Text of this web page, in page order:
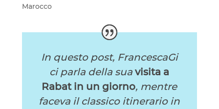
Marocco
In questo post, FrancescaGi
ci parla della suavisita a
Rabat in un giorno, mentre
faceva il classico itinerario in